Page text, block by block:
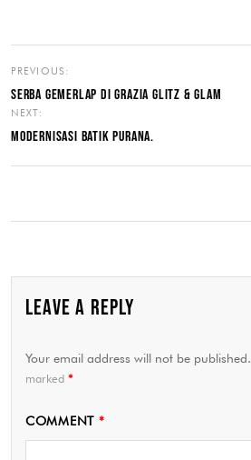
PREVIOUS:
SERBA GEMERLAP DI GRAZIA GLITZ & GLAM
NEXT:
MODERNISASI BATIK PURANA.
LEAVE A REPLY
Your email address will not be published.
marked *
COMMENT *